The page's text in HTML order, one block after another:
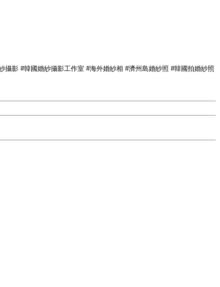
攝影 #韓國婚紗攝影工作室 #海外婚紗相 #濟州島婚紗照 #韓國拍婚紗照